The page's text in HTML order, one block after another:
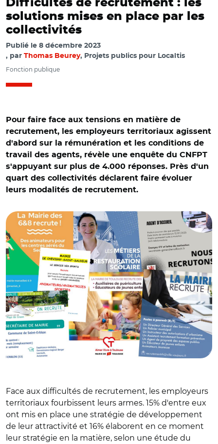
Difficultés de recrutement : les
solutions mises en place par les
collectivités
Publié le 8 décembre 2023
par Thomas Beurey, Projets publics pour Localtis
Fonction publique
Pour faire face aux tensions en matière de
recrutement, les employeurs territoriaux agissent
d'abord sur la rémunération et les conditions de
travail des agents, révèle une enquête du CNFPT
s'appuyant sur plus de 4.000 réponses. Près d'un
quart des collectivités déclarent faire évoluer
leurs modalités de recrutement.
© @WenPaysdeCraon, @MollkirchInfos, @ufrstaps_dijon,
Face aux difficultés de recrutement, les employeurs
territoriaux fourbissent leurs armes. 15% d'entre eux
ont mis en place une stratégie de développement
de leur attractivité et 16% élaborent en ce moment
leur stratégie en la matière, selon une étude du